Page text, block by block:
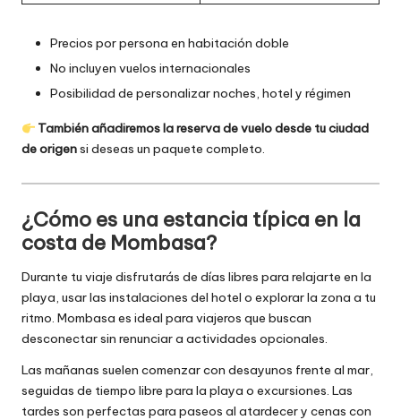
Precios por persona en habitación doble
No incluyen vuelos internacionales
Posibilidad de personalizar noches, hotel y régimen
También añadiremos la reserva de vuelo desde tu ciudad
de origensi deseas un paquete completo.
¿Cómo es una estancia típica en la
costa de Mombasa?
Durante tu viaje disfrutarás de días libres para relajarte en la
playa, usar las instalaciones del hotel o explorar la zona a tu
ritmo. Mombasa es ideal para viajeros que buscan
desconectar sin renunciar a actividades opcionales.
Las mañanas suelen comenzar con desayunos frente al mar,
seguidas de tiempo libre para la playa o excursiones. Las
tardes son perfectas para paseos al atardecer y cenas con